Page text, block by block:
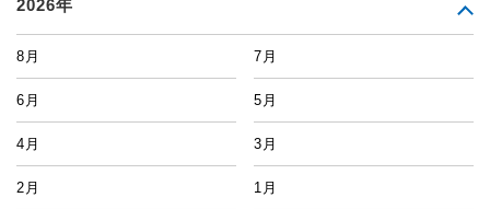
2026年
8月 7月
6月 5月
4月 3月
2月 1月